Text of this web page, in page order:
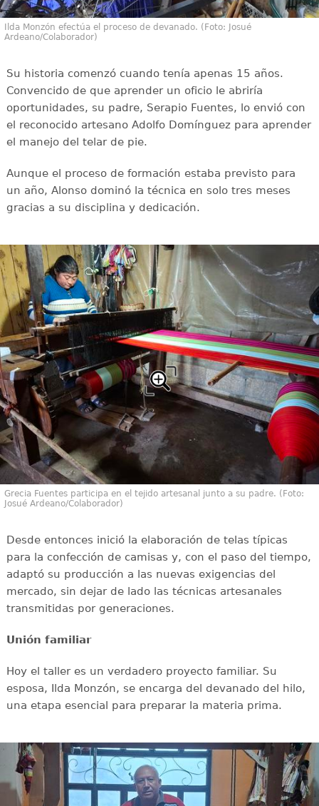
Ilda Monzón efectúa el proceso de devanado. (Foto: Josué
Ardeano/Colaborador)
Su historia comenzó cuando tenía apenas 15 años.
Convencido de que aprender un oficio le abriría
oportunidades, su padre, Serapio Fuentes, lo envió con
el reconocido artesano Adolfo Domínguez para aprender
el manejo del telar de pie.
Aunque el proceso de formación estaba previsto para
un año, Alonso dominó la técnica en solo tres meses
gracias a su disciplina y dedicación.
Grecia Fuentes participa en el tejido artesanal junto a su padre. (Foto:
Josué Ardeano/Colaborador)
Desde entonces inició la elaboración de telas típicas
para la confección de camisas y, con el paso del tiempo,
adaptó su producción a las nuevas exigencias del
mercado, sin dejar de lado las técnicas artesanales
transmitidas por generaciones.
Unión familiar
Hoy el taller es un verdadero proyecto familiar. Su
esposa, Ilda Monzón, se encarga del devanado del hilo,
una etapa esencial para preparar la materia prima.